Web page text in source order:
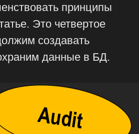
принципы
Это четвертое
создавать
данные в БД.